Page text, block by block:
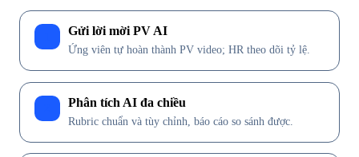
Gửi lời mời PV AI
Ứng viên tự hoàn thành PV video; HR theo dõi tỷ lệ.
Phân tích AI đa chiều
Rubric chuẩn và tùy chỉnh, báo cáo so sánh được.